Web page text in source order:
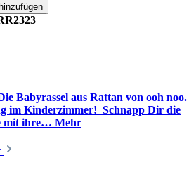
Babyrassel aus Rattan von ooh noo.
im Kinderzimmer! Schnapp Dir die
mit ihre… Mehr